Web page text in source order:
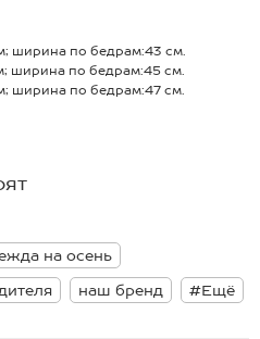
талией плавно сужается
а наличие карманов
Однотонный цвет легко
джинсы — прекрасный
ширина по бедрам:43 см.
ширина по бедрам:45 см.
ширина по бедрам:47 см.
ширина по бедрам:50 см.
на осень
наш бренд #Ещё